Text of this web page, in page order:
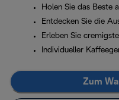
Holen Sie das Beste
Entdecken Sie die
Erleben Sie
Individueller
Zum